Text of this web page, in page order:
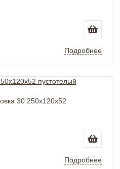
Подробнее
30 250x120x52
Подробнее